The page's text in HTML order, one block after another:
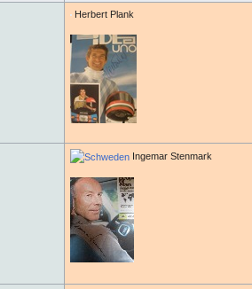
Herbert Plank
Ingemar Stenmark